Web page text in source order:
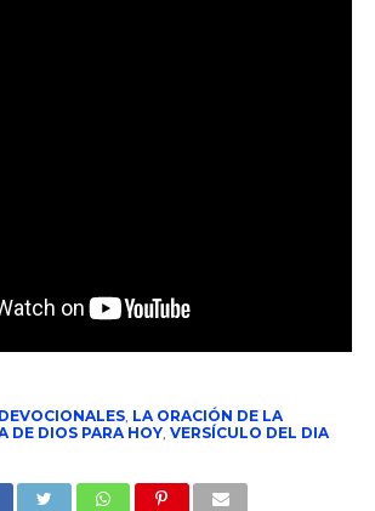
DEVOCIONALES, LA ORACIÓN DE LA
DE DIOS PARA HOY, VERSÍCULO DEL DIA